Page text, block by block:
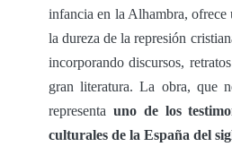
infancia en la Alhambra, ofrece
la dureza de la represión
incorporando discursos,
gran literatura. La obra, que
representa uno de los
culturales de la España del